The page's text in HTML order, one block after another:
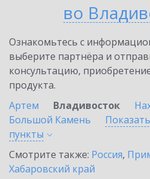
во
Ознакомьтесь с
выберите партнёра и
консультацию,
продукта.
Артем
Владивосток
Большой Камень
пункты
Смотрите также: Россия,
Хабаровский край